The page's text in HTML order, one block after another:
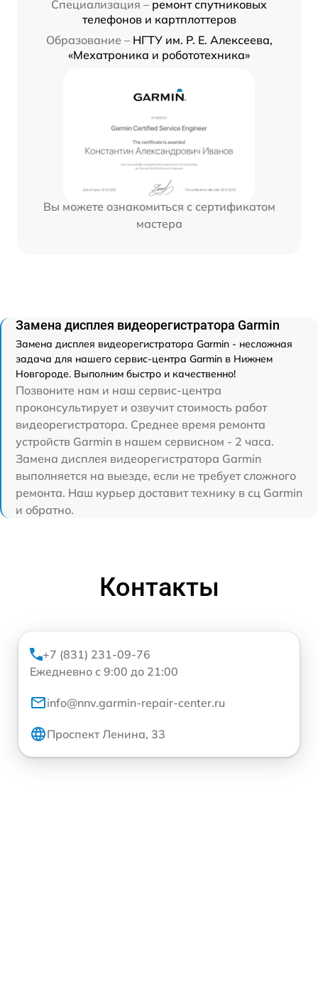
Специализация – ремонт спутниковых
телефонов и картплоттеров
Образование – НГТУ им. Р. Е. Алексеева,
«Мехатроника и робототехника»
Вы можете ознакомиться с сертификатом
мастера
Замена дисплея видеорегистратора Garmin
Замена дисплея видеорегистратора Garmin - несложная
задача для нашего сервис-центра Garmin в Нижнем
Новгороде. Выполним быстро и качественно!
Позвоните нам и наш сервис-центра
проконсультирует и озвучит стоимость работ
видеорегистратора. Среднее время ремонта
устройств Garmin в нашем сервисном - 2 часа.
Замена дисплея видеорегистратора Garmin
выполняется на выезде, если не требует сложного
ремонта. Наш курьер доставит технику в сц Garmin
и обратно.
Контакты
+7 (831) 231-09-76
Ежедневно с 9:00 до 21:00
info@nnv.garmin-repair-center.ru
Проспект Ленина, 33